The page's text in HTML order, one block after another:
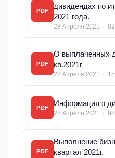
PDF
дивидендах по
2021 года.
28 Апреля 2021 ·
PDF
О выплаченных
кв.2021г
28 Апреля 2021 ·
PDF
Информация о
28 Апреля 2021 ·
PDF
Выполнение
квартал 2021г.